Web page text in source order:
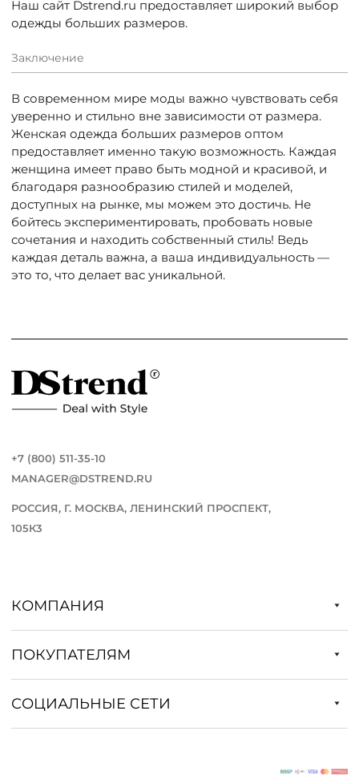
Наш сайт Dstrend.ru предоставляет широкий выбор
одежды больших размеров.
Заключение
В современном мире моды важно чувствовать себя
уверенно и стильно вне зависимости от размера.
Женская одежда больших размеров оптом
предоставляет именно такую возможность. Каждая
женщина имеет право быть модной и красивой, и
благодаря разнообразию стилей и моделей,
доступных на рынке, мы можем это достичь. Не
бойтесь экспериментировать, пробовать новые
сочетания и находить собственный стиль! Ведь
каждая деталь важна, а ваша индивидуальность —
это то, что делает вас уникальной.
+7 (800) 511-35-10
MANAGER@DSTREND.RU
РОССИЯ, Г. МОСКВА, ЛЕНИНСКИЙ ПРОСПЕКТ,
105К3
КОМПАНИЯ
ПОКУПАТЕЛЯМ
СОЦИАЛЬНЫЕ СЕТИ